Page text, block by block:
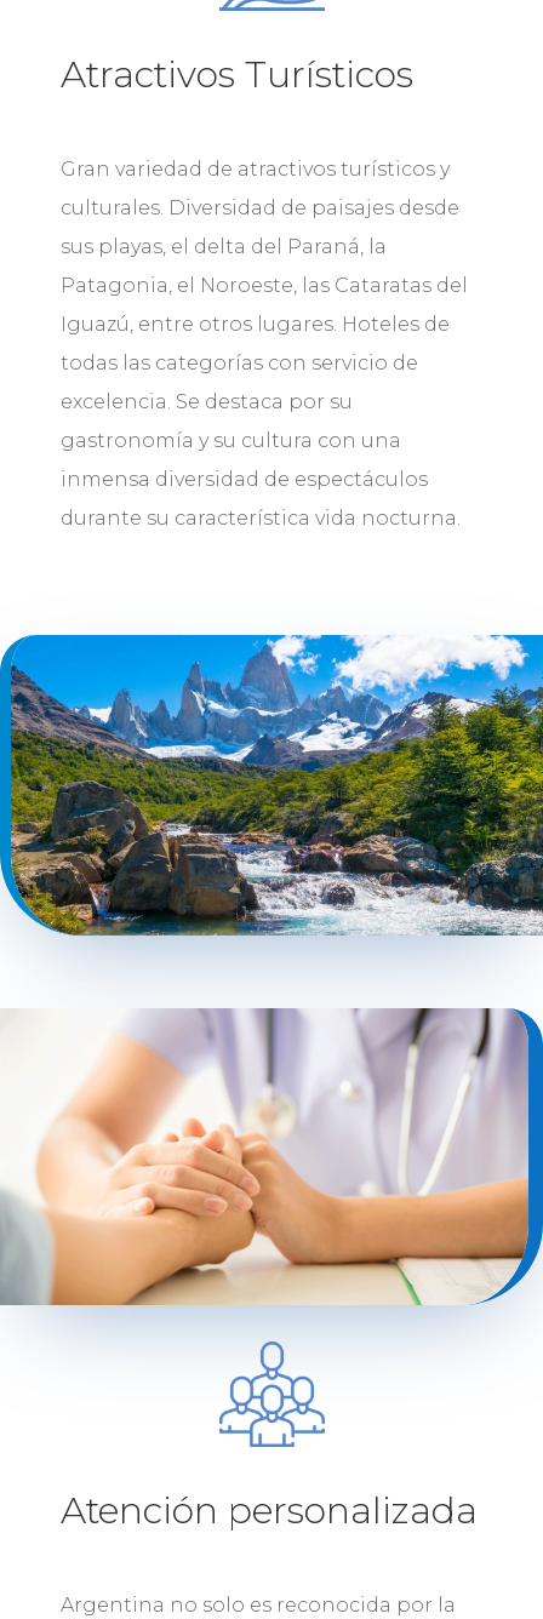
Atractivos Turísticos
Gran variedad de atractivos turísticos y
culturales. Diversidad de paisajes desde
sus playas, el delta del Paraná, la
Patagonia, el Noroeste, las Cataratas del
Iguazú, entre otros lugares. Hoteles de
todas las categorías con servicio de
excelencia. Se destaca por su
gastronomía y su cultura con una
inmensa diversidad de espectáculos
durante su característica vida nocturna.
Atención personalizada
Argentina no solo es reconocida por la